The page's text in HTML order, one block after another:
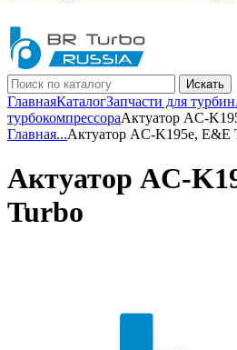
Искать
ГлавнаяКаталогЗапчасти для турбин
турбокомпрессораАктуатор AC-
Главная...Актуатор AC-K195e, E&E
Актуатор AC-
Turbo